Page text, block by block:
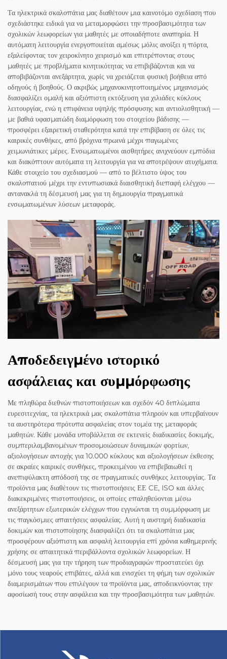
Τα ηλεκτρικά σκαλοπάτια μας διαθέτουν μια καινοτόμο σχεδίαση που
σχεδιάστηκε ειδικά για να μεταμορφώσει την προσβασιμότητα των
σχολικών λεωφορείων για μαθητές με οποιαδήποτε αναπηρία. Η
αυτόματη λειτουργία ενεργοποιείται αμέσως μόλις ανοίξει η πόρτα,
εξαλείφοντας τον χειροκίνητο χειρισμό και επιτρέποντας στους
μαθητές με προβλήματα κινητικότητας να επιβιβάζονται και να
αποβιβάζονται ανεξάρτητα, χωρίς να χρειάζεται φυσική βοήθεια από
οδηγούς ή βοηθούς. Ο ακριβώς μηχανοκινητοποιημένος μηχανισμός
διασφαλίζει ομαλή και αξιόπιστη εκτόξευση για χιλιάδες κύκλους
λειτουργίας, ενώ η επιφάνεια υψηλής πρόσφυσης και αντιολισθητική —
με βαθιά υφασματώδη διαμόρφωση του στοιχείου βάδισης —
προσφέρει εξαιρετική σταθερότητα κατά την επιβίβαση σε όλες τις
καιρικές συνθήκες, από βρόχινα πρωινά μέχρι παγωμένες
χειμωνιάτικες μέρες. Ενσωματωμένοι αισθητήρες ανιχνεύουν εμπόδια
και διακόπτουν αυτόματα τη λειτουργία για να αποτρέψουν ατυχήματα.
Κάθε στοιχείο του σχεδιασμού — από το βέλτιστο ύψος του
σκαλοπατιού μέχρι την εντυπωσιακά διαισθητική διεπαφή ελέγχου —
αντανακλά τη δέσμευσή μας για τη δημιουργία πραγματικά
ενσωματωμένων λύσεων μεταφοράς.
Αποδεδειγμένο ιστορικό
ασφάλειας και συμμόρφωσης
Με πληθώρα διεθνών πιστοποιήσεων και σχεδόν 40 διπλώματα
ευρεσιτεχνίας, τα ηλεκτρικά μας σκαλοπάτια πληρούν και υπερβαίνουν
τα αυστηρότερα πρότυπα ασφαλείας στον τομέα της μεταφοράς
μαθητών. Κάθε μονάδα υποβάλλεται σε εκτενείς διαδικασίες δοκιμής,
συμπεριλαμβανομένων προσομοιώσεων δυναμικών φορτίων,
αξιολογήσεων αντοχής για 10.000 κύκλους και αξιολογήσεων έκθεσης
σε ακραίες καιρικές συνθήκες, προκειμένου να επιβεβαιωθεί η
ανεπιφύλακτη απόδοσή της σε πραγματικές συνθήκες λειτουργίας. Τα
προϊόντα μας διαθέτουν τις πιστοποιήσεις ΕΕ CE, ISO και άλλες
διακεκριμένες πιστοποιήσεις, οι οποίες επαληθεύονται μέσω
ανεξάρτητων εξωτερικών ελέγχων που εγγυώνται τη συμμόρφωση με
τις παγκόσμιες απαιτήσεις ασφαλείας. Αυτή η αυστηρή διαδικασία
δοκιμών και πιστοποίησης διασφαλίζει ότι τα σκαλοπάτια μας
προσφέρουν αξιόπιστη και ασφαλή λειτουργία επί χρόνια καθημερινής
χρήσης σε απαιτητικά περιβάλλοντα σχολικών λεωφορείων. Η
δέσμευσή μας για την τήρηση των προδιαγραφών προστατεύει όχι
μόνο τους νεαρούς επιβάτες, αλλά και ενισχύει τη φήμη των σχολικών
διαμερισμάτων που επιλέγουν τα προϊόντα μας, αποδεικνύοντας την
αφοσίωσή τους στην ασφάλεια και την προσβασιμότητα των μαθητών.